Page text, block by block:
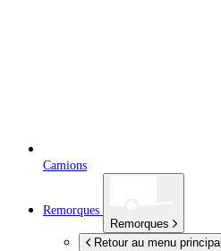
Camions
Remorques
Remorques
Retour au menu principal